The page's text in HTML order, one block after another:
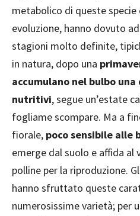
metabolico di queste specie
evoluzione, hanno dovuto
stagioni molto definite,
in natura, dopo una
accumulano nel bulbo
nutritivi, segue un’estate
fogliame scompare. Ma a
fiorale, poco sensibile alle
emerge dal suolo e affida
polline per la riproduzione.
hanno sfruttato queste
numerosissime varietà; per